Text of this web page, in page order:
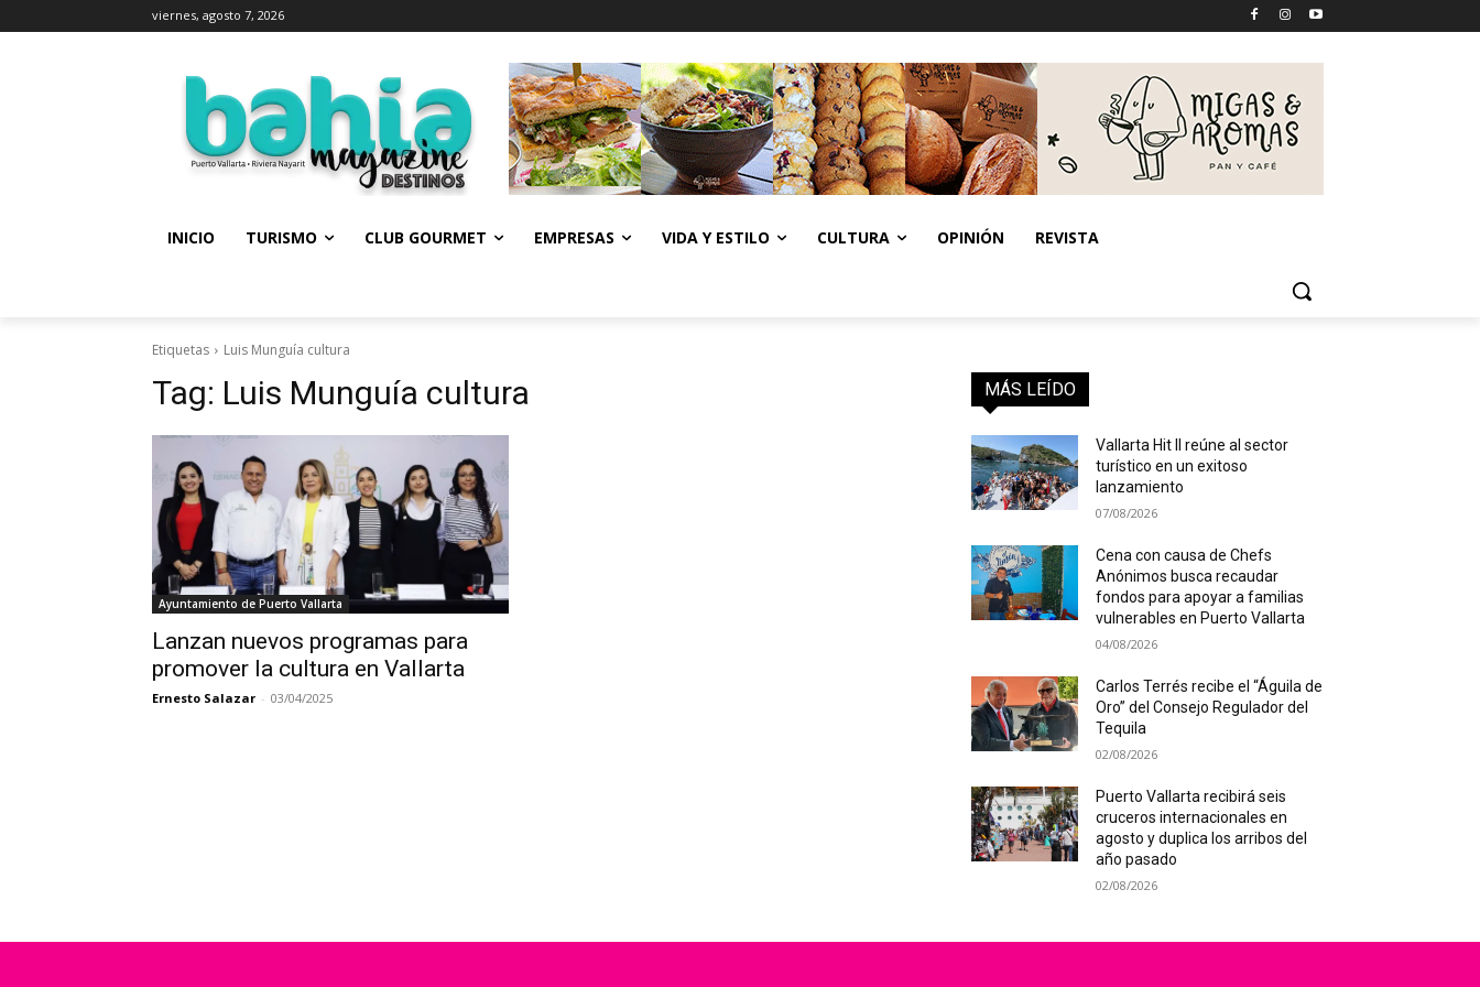
viernes, agosto 7, 2026
INICIO TURISMO CLUB GOURMET EMPRESAS VIDA Y ESTILO CULTURA OPINIÓN REVISTA
Etiquetas Luis Munguía cultura
Tag: Luis Munguía cultura
Ayuntamiento de Puerto Vallarta
Lanzan nuevos programas para
promover la cultura en Vallarta
Ernesto Salazar - 03/04/2025
MÁS LEÍDO
Vallarta Hit II reúne al sector
turístico en un exitoso
lanzamiento
07/08/2026
Cena con causa de Chefs
Anónimos busca recaudar
fondos para apoyar a familias
vulnerables en Puerto Vallarta
04/08/2026
Carlos Terrés recibe el “Águila de
Oro” del Consejo Regulador del
Tequila
02/08/2026
Puerto Vallarta recibirá seis
cruceros internacionales en
agosto y duplica los arribos del
año pasado
02/08/2026